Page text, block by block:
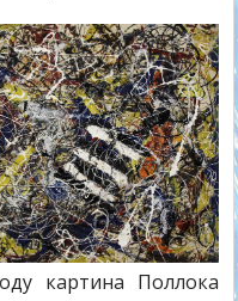
картина Поллока